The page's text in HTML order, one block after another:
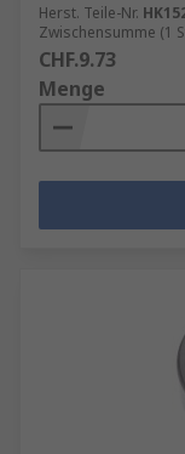
Herst. Teile-Nr.
Zwischensumme (1
CHF.9.73
Menge